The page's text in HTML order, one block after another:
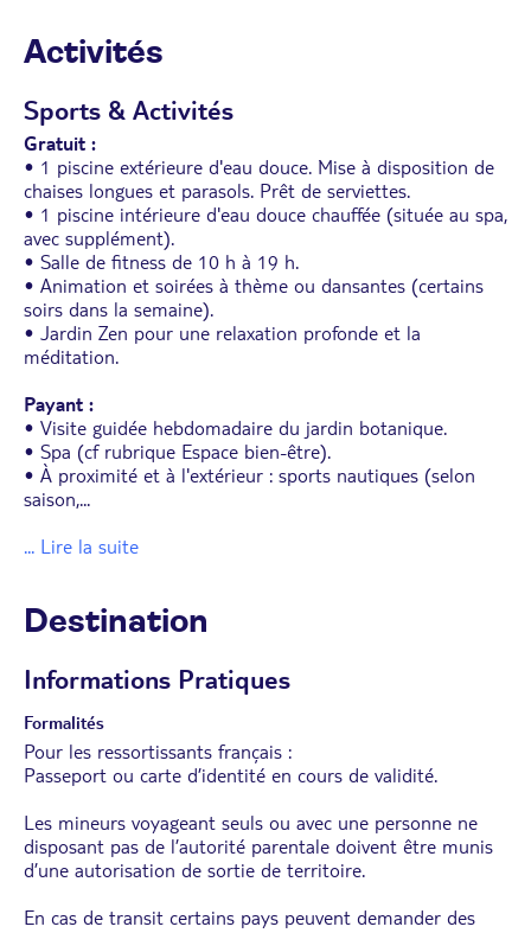
Activités
Sports & Activités
Gratuit :
• 1 piscine extérieure d'eau douce. Mise à disposition de
chaises longues et parasols. Prêt de serviettes.
• 1 piscine intérieure d'eau douce chauffée (située au spa,
avec supplément).
• Salle de fitness de 10 h à 19 h.
• Animation et soirées à thème ou dansantes (certains
soirs dans la semaine).
• Jardin Zen pour une relaxation profonde et la
méditation.
Payant :
• Visite guidée hebdomadaire du jardin botanique.
• Spa (cf rubrique Espace bien-être).
• À proximité et à l'extérieur : sports nautiques (selon
saison,...
... Lire la suite
Destination
Informations Pratiques
Formalités
Pour les ressortissants français :
Passeport ou carte d’identité en cours de validité.
Les mineurs voyageant seuls ou avec une personne ne
disposant pas de l’autorité parentale doivent être munis
d’une autorisation de sortie de territoire.
En cas de transit certains pays peuvent demander des